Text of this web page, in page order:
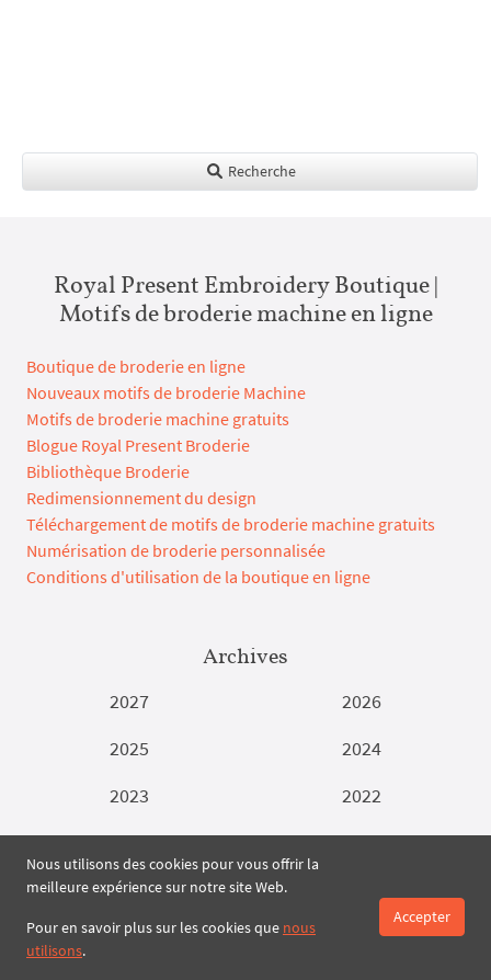
Recherche
Royal Present Embroidery Boutique |
Motifs de broderie machine en ligne
Boutique de broderie en ligne
Nouveaux motifs de broderie Machine
Motifs de broderie machine gratuits
Blogue Royal Present Broderie
Bibliothèque Broderie
Redimensionnement du design
Téléchargement de motifs de broderie machine gratuits
Numérisation de broderie personnalisée
Conditions d'utilisation de la boutique en ligne
Archives
2027
2026
2025
2024
2023
2022
2021
2020
2019
2017
2016
Nous utilisons des cookies pour vous offrir la
meilleure expérience sur notre site Web.
Pour en savoir plus sur les cookies que nous
utilisons.
Accepter